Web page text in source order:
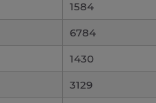
1584
6784
1430
3129